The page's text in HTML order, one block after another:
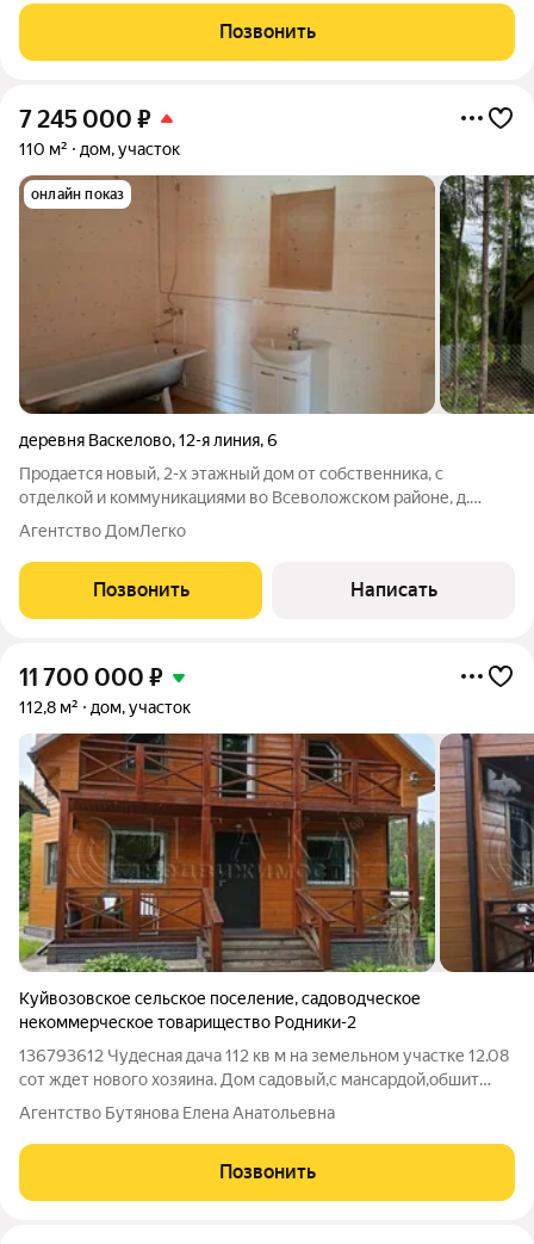
кухней 20 кв. м предлагает
Позвонить
7 245 000 ₽
110 м² дом, участок
онлайн показ
деревня Васкелово,12-я линия,6
Продается новый, 2-х этажный дом от собственника, с
отделкой и коммуникациями во Всеволожском районе, д.
Васкелово. Этот дом отличный вариант для постоянного
проживания, либо для длительного отдыха загородом с
городскими удобствами. В 800 метрах
Агентство ДомЛегко
Позвонить Написать
11 700 000 ₽
112,8 м² дом, участок
Куйвозовское сельское поселение,садоводческое
некоммерческое товарищество Родники-2
136793612 Чудесная дача 112 кв м на земельном участке 12.08
сот ждет нового хозяина. Дом садовый,с мансардой,обшит
имитацией бруса,утеплен по периметру мин.ватой в 2016г.
Фундамент ленточный,отопление печное,есть камин. Зимний
водовод и свой колодец.
Агентство Бутянова Елена Анатольевна
Позвонить